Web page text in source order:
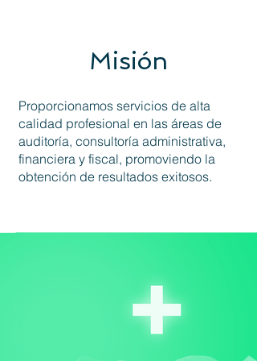
Misión
Proporcionamos servicios de alta
calidad profesional en las áreas de
auditoría, consultoría administrativa,
financiera y fiscal, promoviendo la
obtención de resultados exitosos.